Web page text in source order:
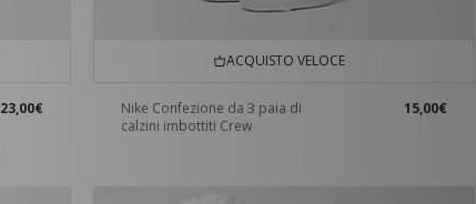
23,00€
ACQUISTO VELOCE
Nike Confezione da 3 paia di
calzini imbottiti Crew
15,00€